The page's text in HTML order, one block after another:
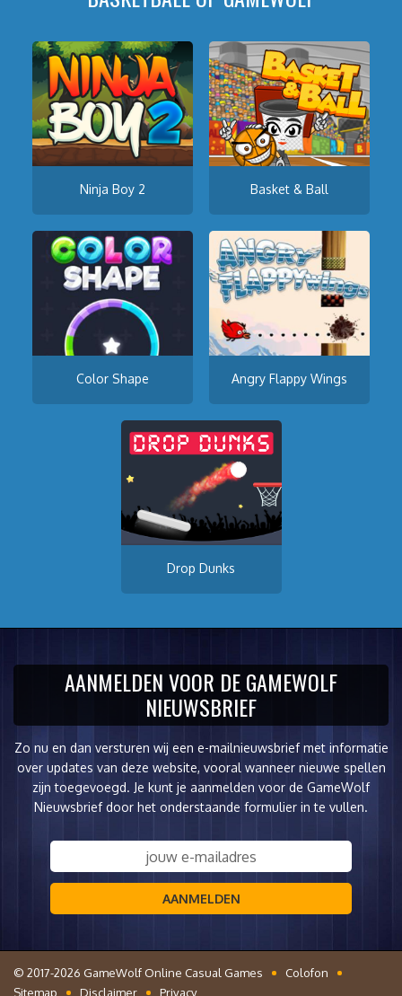
Ninja Boy 2 Basket & Ball
Color Shape Angry Flappy Wings
Drop Dunks
AANMELDEN VOOR DE GAMEWOLF
NIEUWSBRIEF
Zo nu en dan versturen wij een e-mailnieuwsbrief met informatie
over updates van deze website, vooral wanneer nieuwe spellen
zijn toegevoegd. Je kunt je aanmelden voor de GameWolf
Nieuwsbrief door het onderstaande formulier in te vullen.
AANMELDEN
© 2017-2026 GameWolf Online Casual Games
Colofon
Sitemap
Disclaimer Privacy